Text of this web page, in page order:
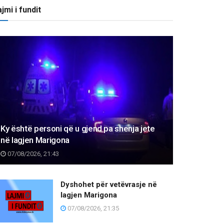
i fundit
Ky është personi që u gjend pa shenja jete
në lagjen Marigona
07/08/2026, 21:43
Dyshohet për vetëvrasje në
lagjen Marigona
07/08/2026, 21:35